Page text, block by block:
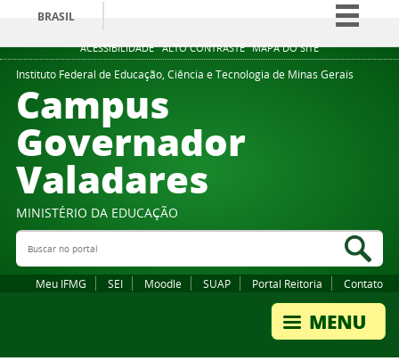
ACESSIBILIDADE ALTO CONTRASTE MAPA DO SITE
BRASIL
Simplifique!
Comunica BR
Instituto Federal de Educação, Ciência e Tecnologia de Minas Gerais
Campus
Governador
Valadares
MINISTÉRIO DA EDUCAÇÃO
Buscar no portal
Meu IFMG SEI Moodle SUAP Portal Reitoria Contato